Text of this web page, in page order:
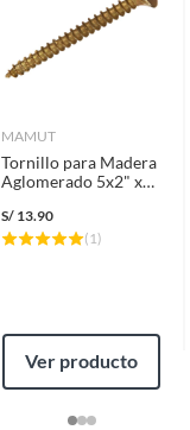
MAMUT
Tornillo para Madera
Aglomerado 5x2" x
S/ 13.90
( 1)
Ver producto